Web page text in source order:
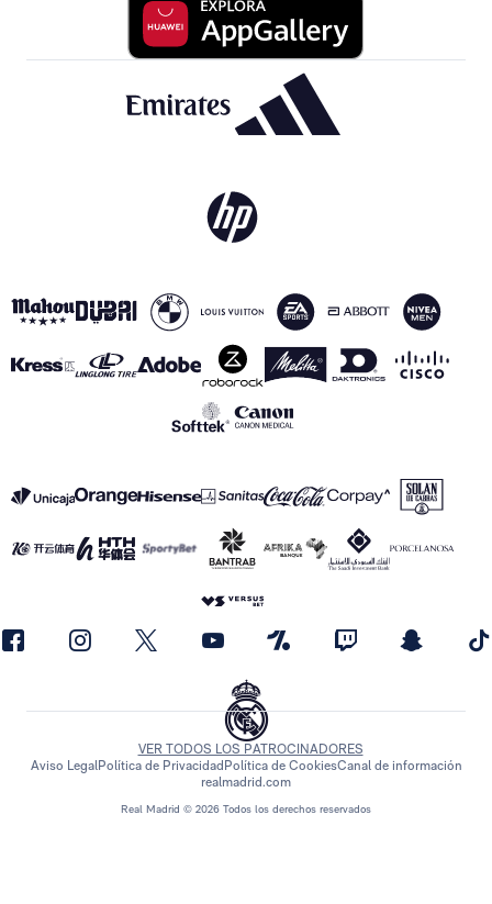
Real Madrid © 2026 Todos los derechos reservados
VER TODOS LOS PATROCINADORES
Aviso LegalPolítica de Privacidad Política de CookiesCanal de información
realmadrid.com